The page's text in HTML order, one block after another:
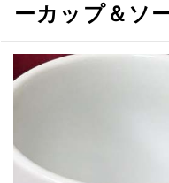
ーカップ＆ソ